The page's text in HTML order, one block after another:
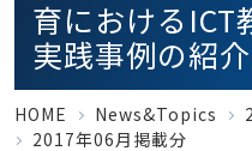
育におけるICT
実践事例の紹
HOME News&Topics
2017年06月掲載分